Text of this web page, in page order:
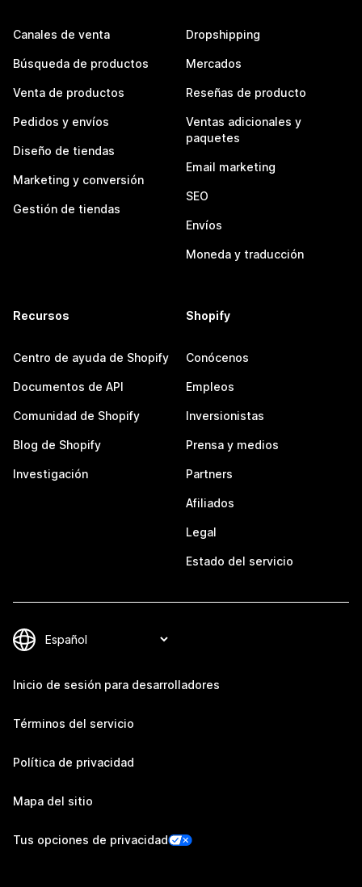
Canales de venta
Búsqueda de productos
Venta de productos
Pedidos y envíos
Diseño de tiendas
Marketing y conversión
Gestión de tiendas
Dropshipping
Mercados
Reseñas de producto
Ventas adicionales y
paquetes
Email marketing
SEO
Envíos
Moneda y traducción
Recursos
Centro de ayuda de Shopify
Documentos de API
Comunidad de Shopify
Blog de Shopify
Investigación
Shopify
Conócenos
Empleos
Inversionistas
Prensa y medios
Partners
Afiliados
Legal
Estado del servicio
Inicio de sesión para desarrolladores
Términos del servicio
Política de privacidad
Mapa del sitio
Tus opciones de privacidad